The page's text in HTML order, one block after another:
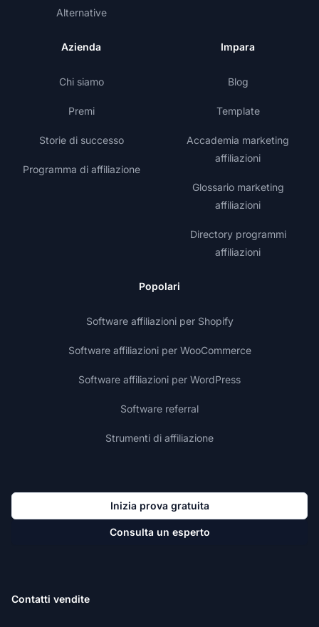
Alternative
Azienda
Chi siamo
Premi
Storie di successo
Programma di affiliazione
Impara
Blog
Template
Accademia marketing
affiliazioni
Glossario marketing
affiliazioni
Directory programmi
affiliazioni
Popolari
Software affiliazioni per Shopify
Software affiliazioni per WooCommerce
Software affiliazioni per WordPress
Software referral
Strumenti di affiliazione
Inizia prova gratuita
Consulta un esperto
Contatti vendite